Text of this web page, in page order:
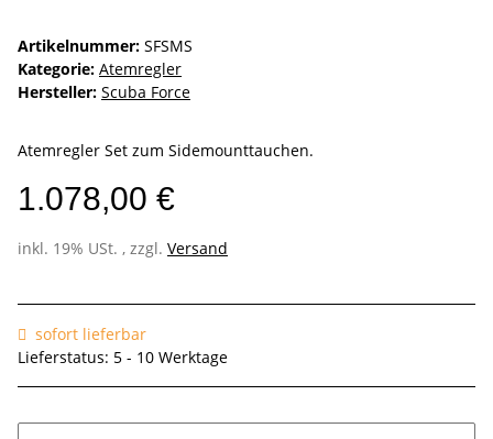
Artikelnummer: SFSMS
Kategorie: Atemregler
Hersteller: Scuba Force
Atemregler Set zum Sidemounttauchen.
1.078,00 €
inkl. 19% USt. , zzgl. Versand
sofort lieferbar
Lieferstatus: 5 - 10 Werktage